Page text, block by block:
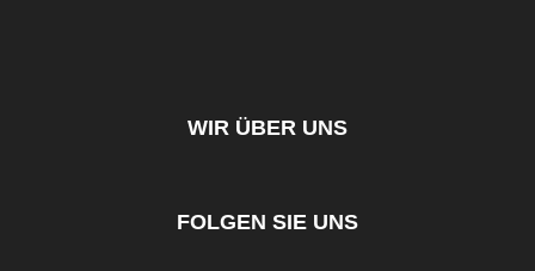
WIR ÜBER UNS
FOLGEN SIE UNS